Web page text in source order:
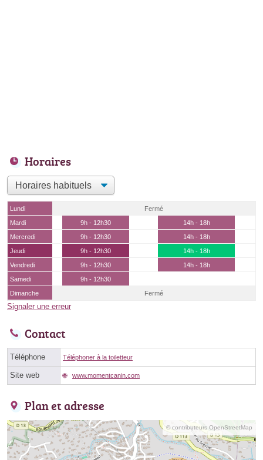
Horaires
Lundi
Fermé
Mardi
9h - 12h30
14h - 18h
Mercredi
9h - 12h30
14h - 18h
Jeudi
9h - 12h30
14h - 18h
Vendredi
9h - 12h30
14h - 18h
Samedi
9h - 12h30
Dimanche
Fermé
Signaler une erreur
Contact
Téléphone Téléphoner à la toiletteur
Site web www.momentcanin.com
Plan et adresse
© contributeurs OpenStreetMap